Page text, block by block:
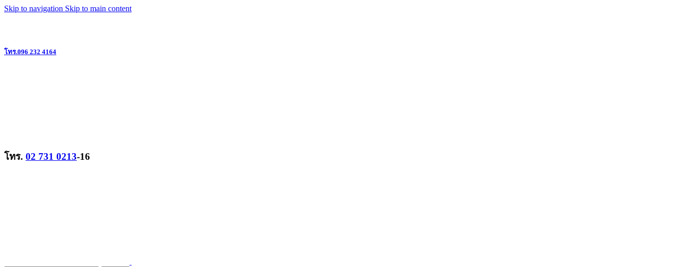
Skip to navigation Skip to main content
โทร.096 232 4164
โทร. 02 731 0213-16